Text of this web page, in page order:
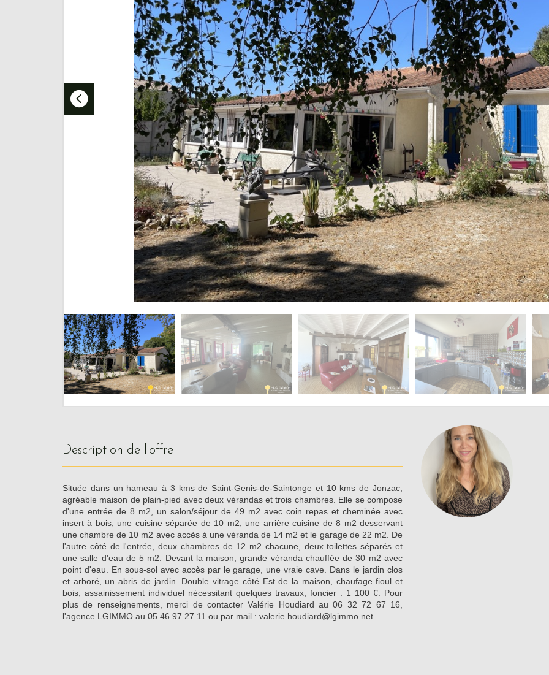
description de l'offre
Située dans un hameau à 3 kms de Saint-Genis-de-Saintonge et 10 kms de Jonzac,
agréable maison de plain-pied avec deux vérandas et trois chambres. Elle se compose
d'une entrée de 8 m2, un salon/séjour de 49 m2 avec coin repas et cheminée avec
insert à bois, une cuisine séparée de 10 m2, une arrière cuisine de 8 m2 desservant
une chambre de 10 m2 avec accès à une véranda de 14 m2 et le garage de 22 m2. De
l'autre côté de l'entrée, deux chambres de 12 m2 chacune, deux toilettes séparés et
une salle d'eau de 5 m2. Devant la maison, grande véranda chauffée de 30 m2 avec
point d'eau. En sous-sol avec accès par le garage, une vraie cave. Dans le jardin clos
et arboré, un abris de jardin. Double vitrage côté Est de la maison, chaufage fioul et
bois, assainissement individuel nécessitant quelques travaux, foncier : 1 100 €. Pour
plus de renseignements, merci de contacter Valérie Houdiard au 06 32 72 67 16,
l'agence LGIMMO au 05 46 97 27 11 ou par mail : valerie.houdiard@lgimmo.net